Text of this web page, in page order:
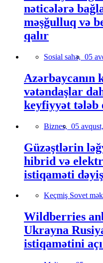
nəticələrə
məşğulluq və
qalır
Sosial sahə, 05
Azərbaycanın
vətəndaşlar
keyfiyyət
Biznes, 05
Güzəştlərin
hibrid və
istiqaməti
Keçmiş Sovet
Wildberries
Ukrayna
istiqamətini